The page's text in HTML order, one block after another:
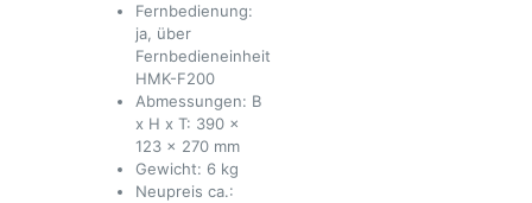
Fernbedienung:
ja, über
Fernbedieneinheit
HMK-F200
Abmessungen: B
x H x T: 390 x
123 x 270 mm
Gewicht: 6 kg
Neupreis ca.: